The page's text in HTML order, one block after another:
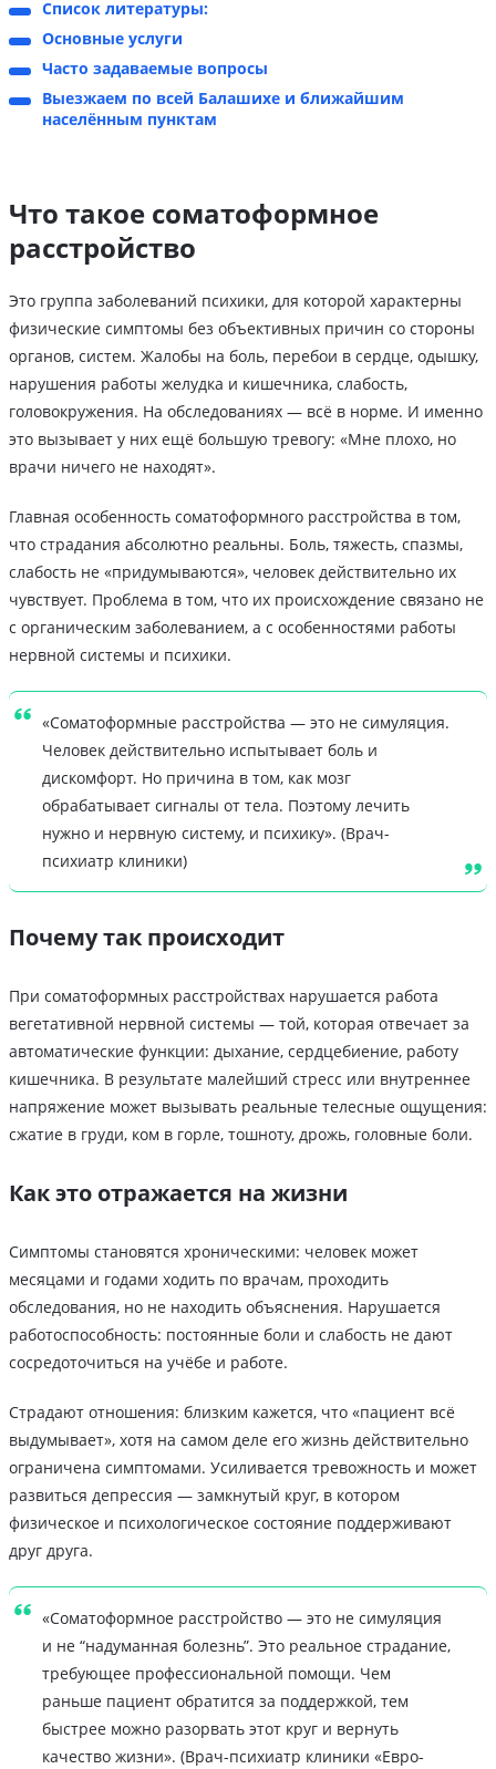
Список литературы:
Основные услуги
Часто задаваемые вопросы
Выезжаем по всей Балашихе и ближайшим
населённым пунктам
Что такое соматоформное
расстройство
Это группа заболеваний психики, для которой характерны
физические симптомы без объективных причин со стороны
органов, систем. Жалобы на боль, перебои в сердце, одышку,
нарушения работы желудка и кишечника, слабость,
головокружения. На обследованиях — всё в норме. И именно
это вызывает у них ещё большую тревогу: «Мне плохо, но
врачи ничего не находят».
Главная особенность соматоформного расстройства в том,
что страдания абсолютно реальны. Боль, тяжесть, спазмы,
слабость не «придумываются», человек действительно их
чувствует. Проблема в том, что их происхождение связано не
с органическим заболеванием, а с особенностями работы
нервной системы и психики.
«Соматоформные расстройства — это не симуляция.
Человек действительно испытывает боль и
дискомфорт. Но причина в том, как мозг
обрабатывает сигналы от тела. Поэтому лечить
нужно и нервную систему, и психику». (Врач-
психиатр клиники)
Почему так происходит
При соматоформных расстройствах нарушается работа
вегетативной нервной системы — той, которая отвечает за
автоматические функции: дыхание, сердцебиение, работу
кишечника. В результате малейший стресс или внутреннее
напряжение может вызывать реальные телесные ощущения:
сжатие в груди, ком в горле, тошноту, дрожь, головные боли.
Как это отражается на жизни
Симптомы становятся хроническими: человек может
месяцами и годами ходить по врачам, проходить
обследования, но не находить объяснения. Нарушается
работоспособность: постоянные боли и слабость не дают
сосредоточиться на учёбе и работе.
Страдают отношения: близким кажется, что «пациент всё
выдумывает», хотя на самом деле его жизнь действительно
ограничена симптомами. Усиливается тревожность и может
развиться депрессия — замкнутый круг, в котором
физическое и психологическое состояние поддерживают
друг друга.
«Соматоформное расстройство — это не симуляция
и не “надуманная болезнь”. Это реальное страдание,
требующее профессиональной помощи. Чем
раньше пациент обратится за поддержкой, тем
быстрее можно разорвать этот круг и вернуть
качество жизни». (Врач-психиатр клиники «Евро-